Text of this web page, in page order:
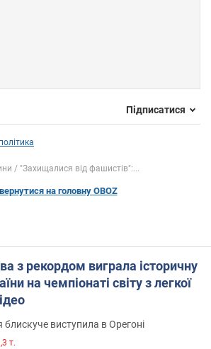
Підписатися
"Захищалися від фашистів":...
на головну OBOZ
з рекордом виграла історичну
на чемпіонаті світу з легкої
блискуче виступила в Орегоні
т.